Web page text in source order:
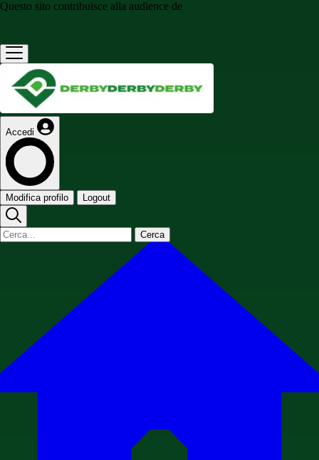
Questo sito contribuisce alla audience de
Accedi
Modifica profilo Logout
Cerca